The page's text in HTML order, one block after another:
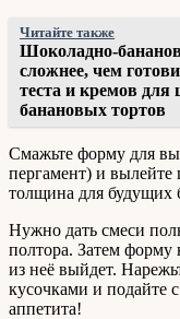
Читайте также
Шоколадно-
сложнее, чем
теста и кремов для
банановых тортов
Смажьте форму для
пергамент) и
толщина для будущих
Нужно дать смеси
полтора. Затем форму
из неё выйдет.
кусочками и подайте
аппетита!